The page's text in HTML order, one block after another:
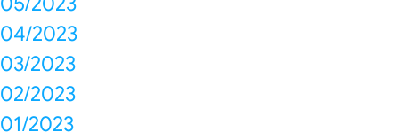
04/2023
03/2023
02/2023
01/2023